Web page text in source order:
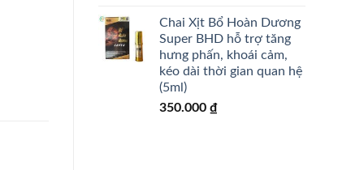
Chai Xịt Bổ Hoàn Dương
Super BHD hỗ trợ tăng
hưng phấn, khoái cảm,
kéo dài thời gian quan hệ
(5ml)
350.000 ₫